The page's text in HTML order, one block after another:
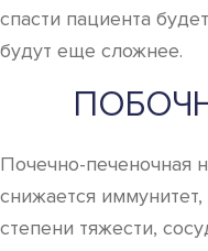
спасти пациента
будут еще сложнее.
Почечно-печеночная
снижается
степени тяжести,